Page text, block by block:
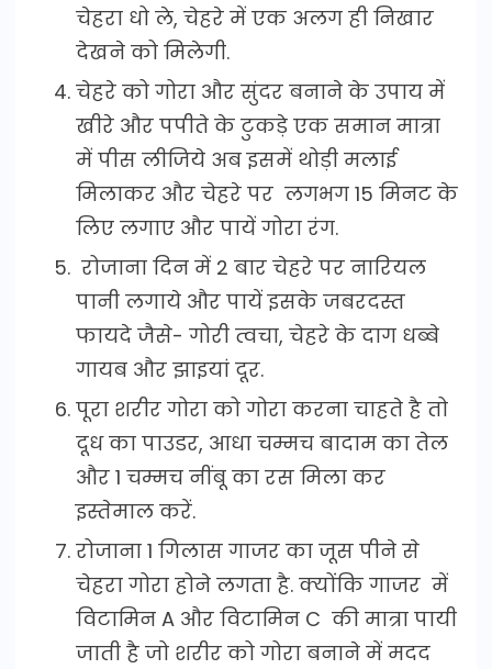
चेहरा धो ले, चेहरे में एक अलग ही निखार
देखने को मिलेगी.
चेहरे को गोरा और सुंदर बनाने के उपाय में
खीरे और पपीते के टुकड़े एक समान मात्रा
में पीस लीजिये अब इसमें थोड़ी मलाई
मिलाकर और चेहरे पर लगभग 15 मिनट के
लिए लगाए और पायें गोरा रंग.
रोजाना दिन में 2 बार चेहरे पर नारियल
पानी लगाये और पायें इसके जबरदस्त
फायदे जैसे- गोरी त्वचा, चेहरे के दाग धब्बे
गायब और झाइयां दूर.
पूरा शरीर गोरा को गोरा करना चाहते है तो
दूध का पाउडर, आधा चम्मच बादाम का तेल
और 1 चम्मच नींबू का रस मिला कर
इस्तेमाल करें.
रोजाना 1 गिलास गाजर का जूस पीने से
चेहरा गोरा होने लगता है. क्योंकि गाजर में
विटामिन A और विटामिन C की मात्रा पायी
जाती है जो शरीर को गोरा बनाने में मदद